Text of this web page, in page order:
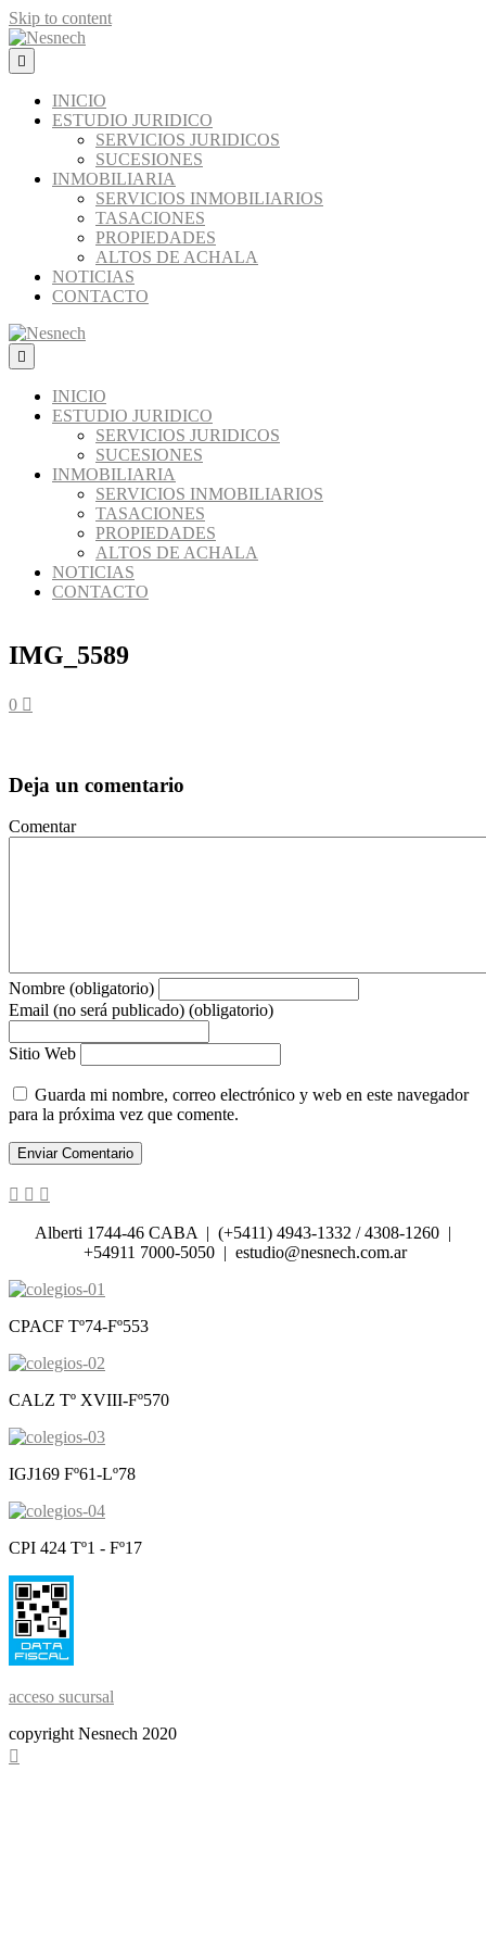
Skip to content
INICIO
ESTUDIO JURIDICO
SERVICIOS JURIDICOS
SUCESIONES
INMOBILIARIA
SERVICIOS INMOBILIARIOS
TASACIONES
PROPIEDADES
ALTOS DE ACHALA
NOTICIAS
CONTACTO
INICIO
ESTUDIO JURIDICO
SERVICIOS JURIDICOS
SUCESIONES
INMOBILIARIA
SERVICIOS INMOBILIARIOS
TASACIONES
PROPIEDADES
ALTOS DE ACHALA
NOTICIAS
CONTACTO
IMG_5589
0
Deja un comentario
Comentar
Nombre (obligatorio)
Email (no será publicado) (obligatorio)
Sitio Web
Guarda mi nombre, correo electrónico y web en este navegador
para la próxima vez que comente.
Alberti 1744-46 CABA | (+5411) 4943-1332 / 4308-1260 |
+54911 7000-5050 | estudio@nesnech.com.ar
CPACF Tº74-Fº553
CALZ Tº XVIII-Fº570
IGJ169 Fº61-Lº78
CPI 424 Tº1 - Fº17
acceso sucursal
copyright Nesnech 2020
Scroll